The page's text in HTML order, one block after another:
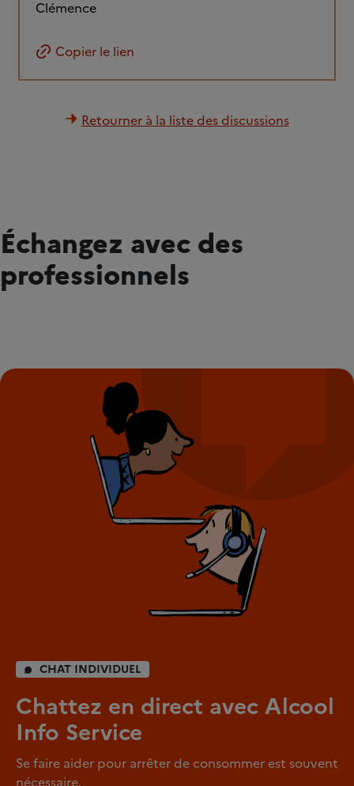
Clémence
Copier le lien
Retourner à la liste des discussions
Échangez avec des
professionnels
CHAT INDIVIDUEL
Chattez en direct avec Alcool
Info Service
Se faire aider pour arrêter de consommer est souvent
nécessaire.